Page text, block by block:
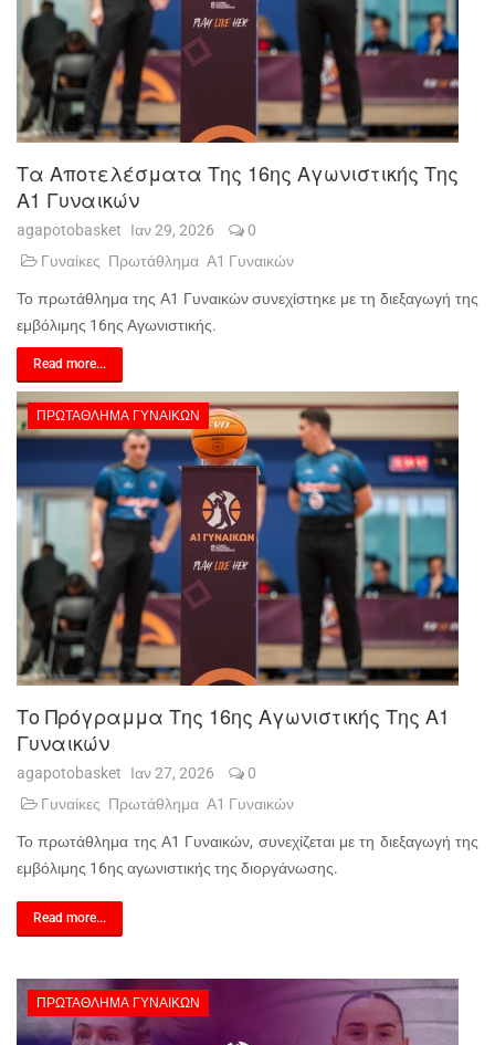
Τα Αποτελέσματα Της 16ης Αγωνιστικής Της
Α1 Γυναικών
agapotobasket Ιαν 29, 2026
0
Γυναίκες Πρωτάθλημα Α1 Γυναικών
Το πρωτάθλημα της Α1 Γυναικών συνεχίστηκε με τη διεξαγωγή της
εμβόλιμης 16ης Αγωνιστικής.
Read more...
ΠΡΩΤΆΘΛΗΜΑ ΓΥΝΑΙΚΏΝ
Το Πρόγραμμα Της 16ης Αγωνιστικής Της Α1
Γυναικών
agapotobasket Ιαν 27, 2026
0
Γυναίκες Πρωτάθλημα Α1 Γυναικών
Το πρωτάθλημα της Α1 Γυναικών, συνεχίζεται με τη διεξαγωγή της
εμβόλιμης 16ης αγωνιστικής της διοργάνωσης.
Read more...
ΠΡΩΤΆΘΛΗΜΑ ΓΥΝΑΙΚΏΝ